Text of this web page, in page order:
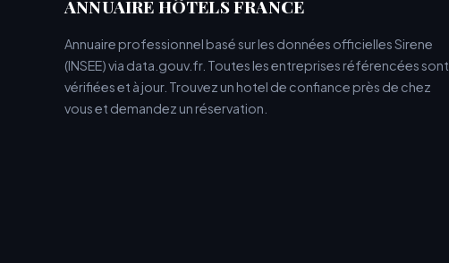
ANNUAIRE HÔTELS FRANCE
Annuaire professionnel basé sur les données officielles Sirene
(INSEE) via data.gouv.fr. Toutes les entreprises référencées sont
vérifiées et à jour. Trouvez un hotel de confiance près de chez
vous et demandez un réservation.